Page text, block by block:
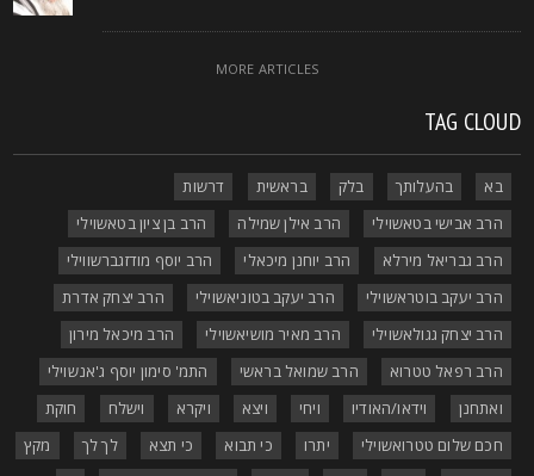
MORE ARTICLES
TAG
בא בהעלותך בלק בראשית
דרשות
הרב אבישי בטאשוילי
הרב אילן שמילה
הרב בן ציון בטאשוילי
הרב גבריאל מירלא
הרב יוחנן מיכאלי
הרב יוסף מודזגברשווילי
הרב יעקב בוטראשוילי
הרב יעקב בטוניאשוילי
הרב יצחק אדרת
הרב יצחק גגולאשוילי
הרב מאיר מושיאשוילי
הרב מיכאל מירון
הרב רפאל טטרוא
הרב שמואל בראשי
התמ' סימון יוסף ג'אנשוילי
ואתחנן
וידאו/האודיו ויחי ויצא ויקרא וישלח
חוקת
חכם שלום טטרואשוילי
יתרו כי תבוא כי תצא לך לך
מקץ